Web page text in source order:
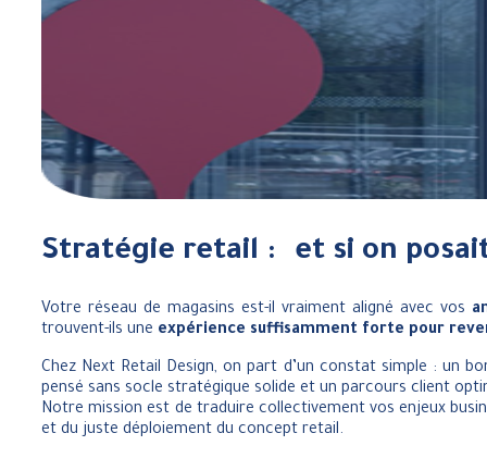
Stratégie retail : et si on
Votre réseau de magasins est-il vraiment aligné avec vos
trouvent-ils une expérience suffisamment forte pour
Chez Next Retail Design, on part d’un constat simple : un
pensé sans socle stratégique solide et un parcours client
Notre mission est de traduire collectivement vos enjeux
et du juste déploiement du concept retail.